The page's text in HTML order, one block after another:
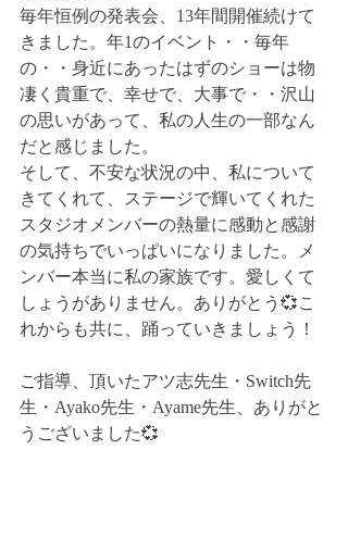
毎年恒例の発表会、13年間開催続けて
きました。年1のイベント・・毎年
の・・身近にあったはずのショーは物
凄く貴重で、幸せで、大事で・・沢山
の思いがあって、私の人生の一部なん
だと感じました。
そして、不安な状況の中、私について
きてくれて、ステージで輝いてくれた
スタジオメンバーの熱量に感動と感謝
の気持ちでいっぱいになりました。メ
ンバー本当に私の家族です。愛しくて
しょうがありません。ありがとう💞こ
れからも共に、踊っていきましょう！
ご指導、頂いたアツ志先生・Switch先
生・Ayako先生・Ayame先生、ありがと
うございました💞